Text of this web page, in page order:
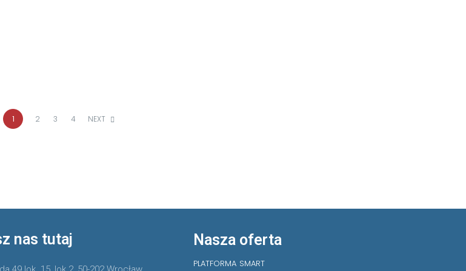
1 2 3 4 NEXT
nas tutaj Nasza oferta
PLATFORMA SMART